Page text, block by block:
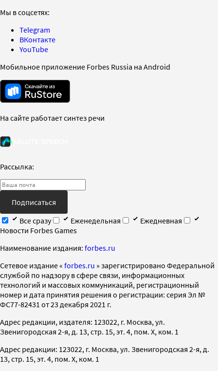
Мы в соцсетях:
Telegram
ВКонтакте
YouTube
Мобильное приложение Forbes Russia на Android
На сайте работает синтез речи
Рассылка:
Подписаться
Все сразу
Еженедельная
Ежедневная
Новости Forbes Games
Наименование издания: forbes.ru
Cетевое издание « forbes.ru » зарегистрировано Федеральной
службой по надзору в сфере связи, информационных
технологий и массовых коммуникаций, регистрационный
номер и дата принятия решения о регистрации: серия Эл №
ФС77-82431 от 23 декабря 2021 г.
Адрес редакции, издателя: 123022, г. Москва, ул.
Звенигородская 2-я, д. 13, стр. 15, эт. 4, пом. X, ком. 1
Адрес редакции: 123022, г. Москва, ул. Звенигородская 2-я, д.
13, стр. 15, эт. 4, пом. X, ком. 1